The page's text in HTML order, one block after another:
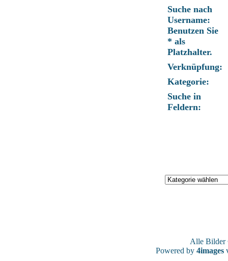
Suche nach
Username:
Benutzen Sie
* als
Platzhalter.
Verknüpfung:
Kategorie:
Suche in
Feldern:
Alle
Powered by 4images